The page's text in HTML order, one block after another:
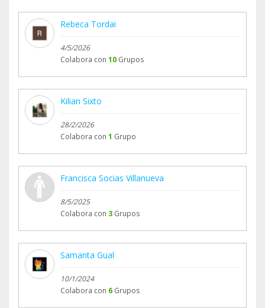
Rebeca Tordai
4/5/2026
Colabora con 10 Grupos
Kilian Sixto
28/2/2026
Colabora con 1 Grupo
Francisca Socias Villanueva
8/5/2025
Colabora con 3 Grupos
Samanta Gual
10/1/2024
Colabora con 6 Grupos